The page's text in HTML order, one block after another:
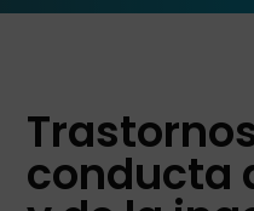
conducta